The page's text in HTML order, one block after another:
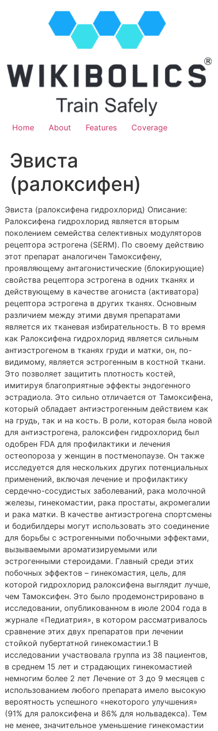
Home About Features Coverage
Эвиста
(ралоксифен)
Эвиста (ралоксифена гидрохлорид) Описание:
Ралоксифена гидрохлорид является вторым
поколением семейства селективных модуляторов
рецептора эстрогена (SERM). По своему действию
этот препарат аналогичен Тамоксифену,
проявляющему антагонистические (блокирующие)
свойства рецептора эстрогена в одних тканях и
действующему в качестве агониста (активатора)
рецептора эстрогена в других тканях. Основным
различием между этими двумя препаратами
является их тканевая избирательность. В то время
как Ралоксифена гидрохлорид является сильным
антиэстрогеном в тканях груди и матки, он, по-
видимому, является эстрогенным в костной ткани.
Это позволяет защитить плотность костей,
имитируя благоприятные эффекты эндогенного
эстрадиола. Это сильно отличается от Тамоксифена,
который обладает антиэстрогенным действием как
на грудь, так и на кость. В роли, которая была новой
для антиэстрогена, ралоксифен гидрохлорид был
одобрен FDA для профилактики и лечения
остеопороза у женщин в постменопаузе. Он также
исследуется для нескольких других потенциальных
применений, включая лечение и профилактику
сердечно-сосудистых заболеваний, рака молочной
железы, гинекомастии, рака простаты, акромегалии
и рака матки. В качестве антиэстрогена спортсмены
и бодибилдеры могут использовать это соединение
для борьбы с эстрогенными побочными эффектами,
вызываемыми ароматизируемыми или
эстрогенными стероидами. Главный среди этих
побочных эффектов – гинекомастия, цель, для
которой гидрохлорид ралоксифена выглядит лучше,
чем Тамоксифен. Это было продемонстрировано в
исследовании, опубликованном в июле 2004 года в
журнале «Педиатрия», в котором рассматривалось
сравнение этих двух препаратов при лечении
стойкой пубертатной гинекомастии.1 В
исследовании участвовала группа из 38 пациентов,
в среднем 15 лет и страдающих гинекомастией
немногим более 2 лет Лечение от 3 до 9 месяцев с
использованием любого препарата имело высокую
вероятность успешного «некоторого улучшения»
(91% для ралоксифена и 86% для нольвадекса). Тем
не менее, значительное уменьшение гинекомастии